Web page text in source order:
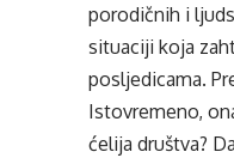
porodičnih i
situaciji koja
posljedicama.
Istovremeno,
ćelija društva?